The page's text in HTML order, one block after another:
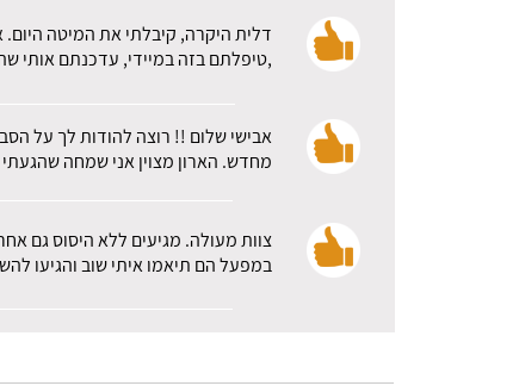
דלית היקרה, קיבלתי את המיטה היום.
,טיפלתם בזה במיידי, עדכנתם אותי
אבישי שלום !! רוצה להודות לך על
מחדש. הארון מצוין אני שמחה
צוות מעולה. מגיעים ללא היסוס גם
במפעל הם תיאמו איתי שוב והגיעו